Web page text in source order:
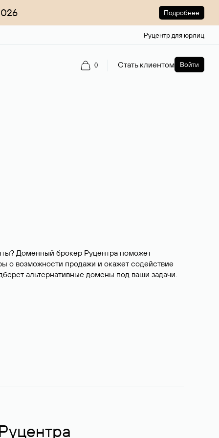
Подробнее
Руцентр для юрлиц
0 Стать клиентом Войти
Доменный брокер Руцентра поможет
о возможности продажи и окажет содействие
альтернативные домены под ваши задачи.